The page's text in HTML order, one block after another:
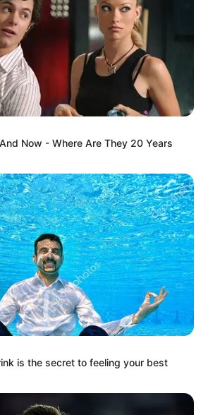
ατύχημα στο οποίο
πέντε οχήματα
του Σαββάτου στην
προκαλώντας έντονη
περαστικούς και άμεση
αρχών.
πρώτες διαθέσιμες
Now - Where Are They 20 Years
is the secret to feeling your best